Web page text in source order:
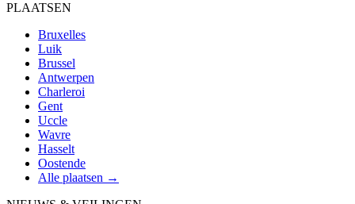
PLAATSEN
Bruxelles
Luik
Brussel
Antwerpen
Charleroi
Gent
Uccle
Wavre
Hasselt
Oostende
Alle plaatsen →